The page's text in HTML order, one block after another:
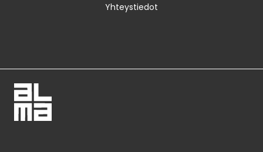
Yhteystiedot